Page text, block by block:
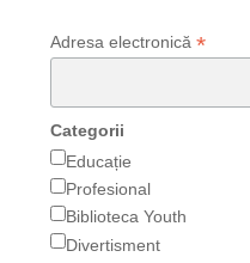
Adresa electronică *
Categorii
Educație
Profesional
Biblioteca Youth
Divertisment